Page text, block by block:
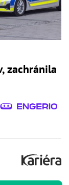
zachránila